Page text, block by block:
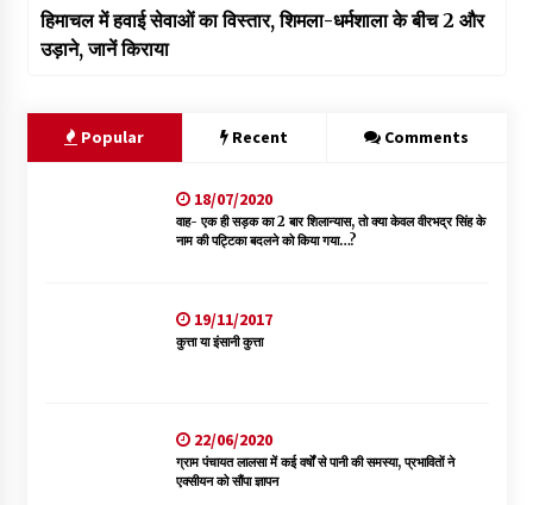
हिमाचल में हवाई सेवाओं का विस्तार, शिमला-धर्मशाला के बीच 2 और
उड़ाने, जानें किराया
Popular Recent Comments
18/07/2020
वाह- एक ही सड़क का 2 बार शिलान्यास, तो क्या केवल वीरभद्र सिंह के
नाम की पट्टिका बदलने को किया गया…?
19/11/2017
कुत्ता या इंसानी कुत्ता
22/06/2020
ग्राम पंचायत लालसा में कई वर्षों से पानी की समस्या, प्रभावितों ने
एक्सीयन को सौंपा ज्ञापन